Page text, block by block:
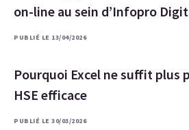
on-line au sein d’Infopro
PUBLIÉ LE 13/04/2026
Pourquoi Excel ne suffit plus
HSE efficace
PUBLIÉ LE 30/03/2026